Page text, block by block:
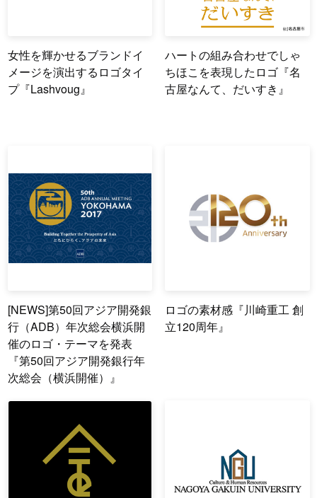
女性を輝かせるブランドイ
メージを演出するロゴタイ
プ『Lashvoug』
ハートの組み合わせでしゃ
ちほこを表現したロゴ『名
古屋なんて、だいすき』
[NEWS]第50回アジア開発銀
行（ADB）年次総会横浜開
催のロゴ・テーマを発表
『第50回アジア開発銀行年
次総会（横浜開催）』
ロゴの素材感『川崎重工 創
立120周年』